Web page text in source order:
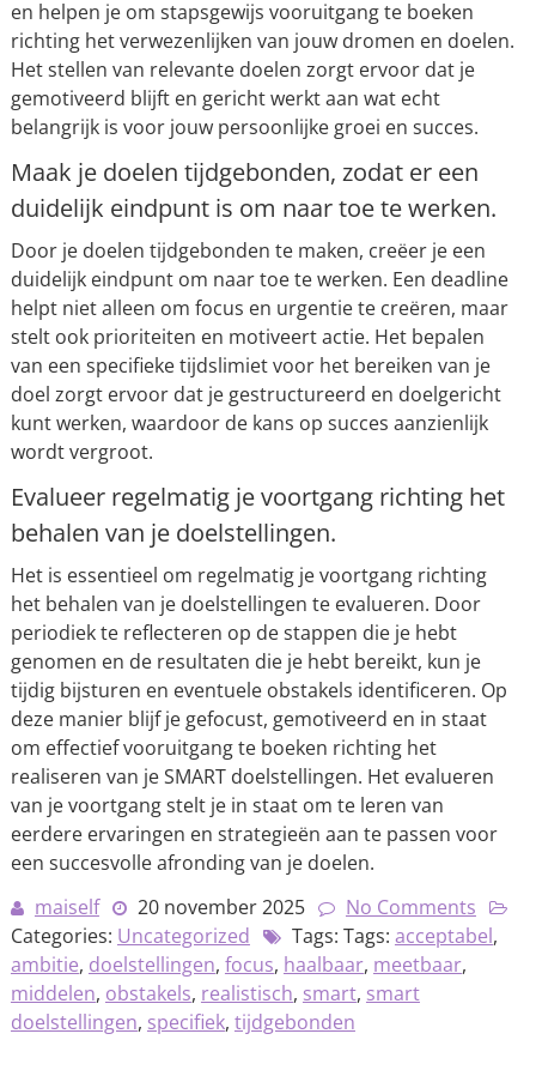
en helpen je om stapsgewijs vooruitgang te boeken
richting het verwezenlijken van jouw dromen en doelen.
Het stellen van relevante doelen zorgt ervoor dat je
gemotiveerd blijft en gericht werkt aan wat echt
belangrijk is voor jouw persoonlijke groei en succes.
Maak je doelen tijdgebonden, zodat er een
duidelijk eindpunt is om naar toe te werken.
Door je doelen tijdgebonden te maken, creëer je een
duidelijk eindpunt om naar toe te werken. Een deadline
helpt niet alleen om focus en urgentie te creëren, maar
stelt ook prioriteiten en motiveert actie. Het bepalen
van een specifieke tijdslimiet voor het bereiken van je
doel zorgt ervoor dat je gestructureerd en doelgericht
kunt werken, waardoor de kans op succes aanzienlijk
wordt vergroot.
Evalueer regelmatig je voortgang richting het
behalen van je doelstellingen.
Het is essentieel om regelmatig je voortgang richting
het behalen van je doelstellingen te evalueren. Door
periodiek te reflecteren op de stappen die je hebt
genomen en de resultaten die je hebt bereikt, kun je
tijdig bijsturen en eventuele obstakels identificeren. Op
deze manier blijf je gefocust, gemotiveerd en in staat
om effectief vooruitgang te boeken richting het
realiseren van je SMART doelstellingen. Het evalueren
van je voortgang stelt je in staat om te leren van
eerdere ervaringen en strategieën aan te passen voor
een succesvolle afronding van je doelen.
maiself
20 november 2025
No Comments
Categories: Uncategorized Tags: Tags: acceptabel,
ambitie, doelstellingen, focus, haalbaar, meetbaar,
middelen, obstakels, realistisch, smart, smart
doelstellingen, specifiek, tijdgebonden